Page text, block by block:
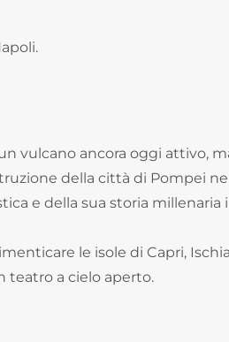
vulcano ancora oggi attivo,
della città di Pompei nel
e della sua storia
le isole di Capri,
teatro a cielo aperto.